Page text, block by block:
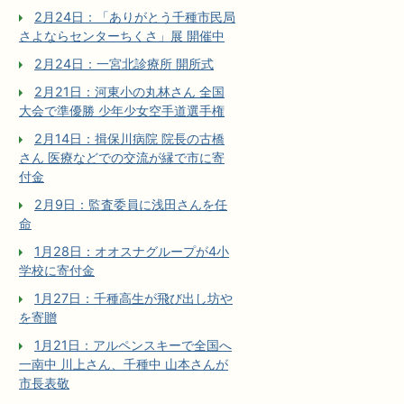
2月24日：「ありがとう千種市民局
さよならセンターちくさ」展 開催中
2月24日：一宮北診療所 開所式
2月21日：河東小の丸林さん 全国
大会で準優勝 少年少女空手道選手権
2月14日：揖保川病院 院長の古橋
さん 医療などでの交流が縁で市に寄
付金
2月9日：監査委員に浅田さんを任
命
1月28日：オオスナグループが4小
学校に寄付金
1月27日：千種高生が飛び出し坊や
を寄贈
1月21日：アルペンスキーで全国へ
一南中 川上さん、千種中 山本さんが
市長表敬